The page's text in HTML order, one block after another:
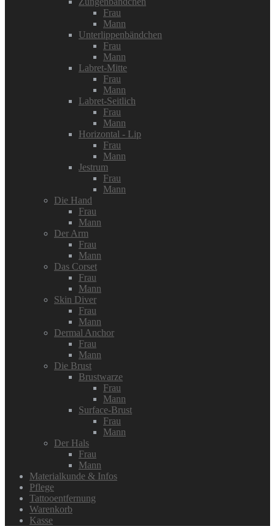
Frau
Mann
Unterlippenbändchen
Frau
Mann
Labret-Mitte
Frau
Mann
Labret-Seitlich
Frau
Mann
Horizontal - Lip
Frau
Mann
Jestrum
Frau
Mann
Die Hand
Frau
Mann
Der Arm
Frau
Mann
Das Corset
Frau
Mann
Skin Diver
Frau
Mann
Dermal Anchor
Frau
Mann
Die Brust
Brustwarze
Frau
Mann
Surface-Brust
Frau
Mann
Der Hals
Frau
Mann
Materialkunde & Infos
Pflege
Tattooentfernung
Warenkorb
Kasse